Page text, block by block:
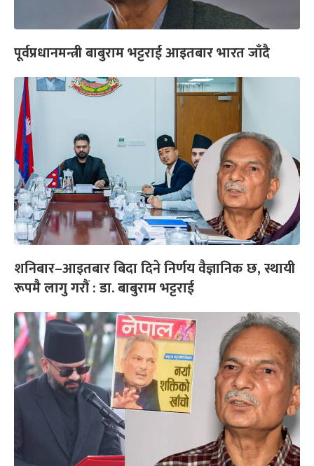
पूर्वप्रधानमन्त्री बाबुराम भट्टराई आइतबार भारत जाँदै
शनिबार–आइतबार बिदा दिने निर्णय वैज्ञानिक छ, स्थायी
रूपमै लागु गरौं : डा. बाबुराम भट्टराई